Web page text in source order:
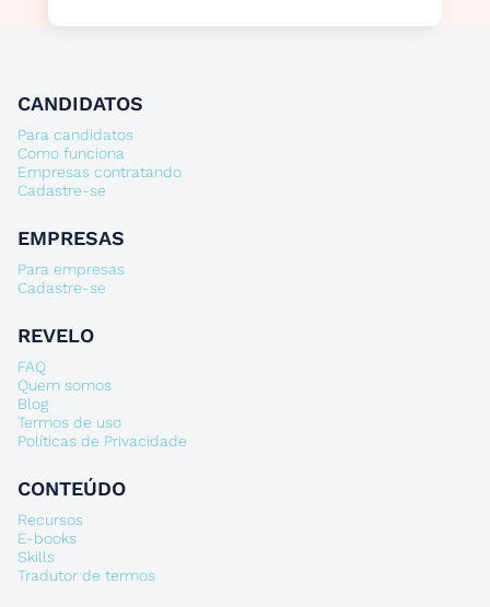
CANDIDATOS
Para candidatos
Como funciona
Empresas contratando
Cadastre-se
EMPRESAS
Para empresas
Cadastre-se
REVELO
FAQ
Quem somos
Blog
Termos de uso
Políticas de Privacidade
CONTEÚDO
Recursos
E-books
Skills
Tradutor de termos